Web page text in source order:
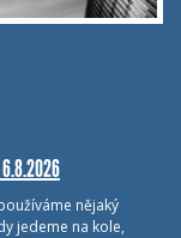
6.8.2026
nějaký
jedeme na kole,